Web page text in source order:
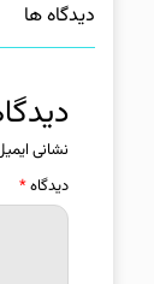
دیدگاه ها
نشانی
دیدگاه*